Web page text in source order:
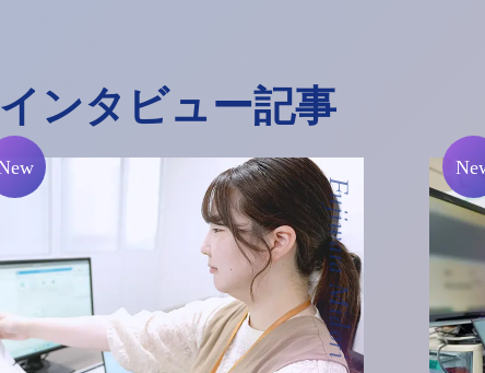
インタビュー記事
Fujiwara Midori